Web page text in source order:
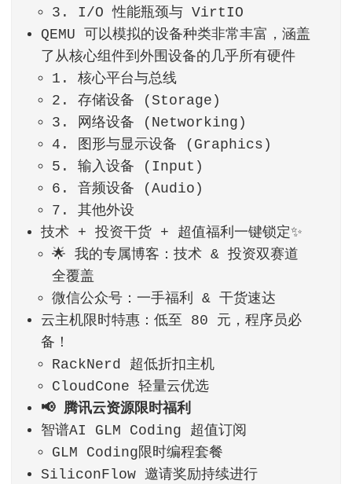
3. I/O 性能瓶颈与 VirtIO
QEMU 可以模拟的设备种类非常丰富，涵盖
了从核心组件到外围设备的几乎所有硬件
1. 核心平台与总线
2. 存储设备 (Storage)
3. 网络设备 (Networking)
4. 图形与显示设备 (Graphics)
5. 输入设备 (Input)
6. 音频设备 (Audio)
7. 其他外设
技术 + 投资干货 + 超值福利一键锁定✨
🌟 我的专属博客：技术 & 投资双赛道
全覆盖
微信公众号：一手福利 & 干货速达
云主机限时特惠：低至 80 元，程序员必
备！
RackNerd 超低折扣主机
CloudCone 轻量云优选
📢 腾讯云资源限时福利
智谱AI GLM Coding 超值订阅
GLM Coding限时编程套餐
SiliconFlow 邀请奖励持续进行